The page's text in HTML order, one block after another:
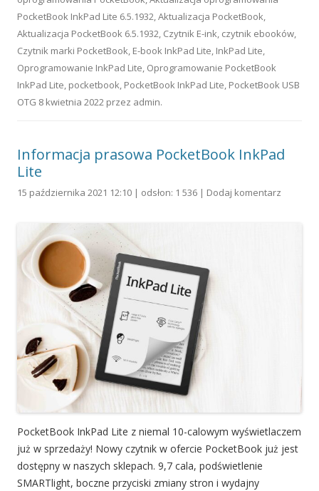
PocketBook InkPad Lite 6.5.1932 Aktualizacja PocketBook
Aktualizacja PocketBook 6.5.1932 Czytnik E-ink czytnik ebooków
Czytnik marki PocketBook E-book InkPad Lite InkPad Lite
Oprogramowanie InkPad Lite Oprogramowanie PocketBook
InkPad Lite pocketbook PocketBook InkPad Lite PocketBook USB
OTG 8 kwietnia 2022 przez admin.
Informacja prasowa PocketBook InkPad
Lite
15 października 2021 12:10 | odsłon: 1 536 | Dodaj komentarz
PocketBook InkPad Lite z niemal 10-calowym wyświetlaczem
już w sprzedaży! Nowy czytnik w ofercie PocketBook już jest
dostępny w naszych sklepach. 9,7 cala, podświetlenie
SMARTlight, boczne przyciski zmiany stron i wydajny